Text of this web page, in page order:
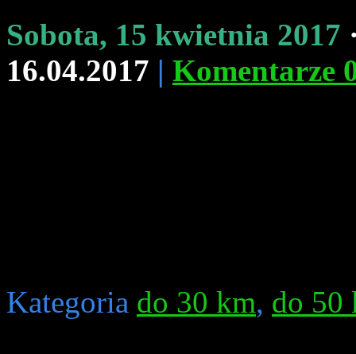
Sobota, 15 kwietnia 2017
16.04.2017 | Komentarze
Kategoria do 30 km, do 50